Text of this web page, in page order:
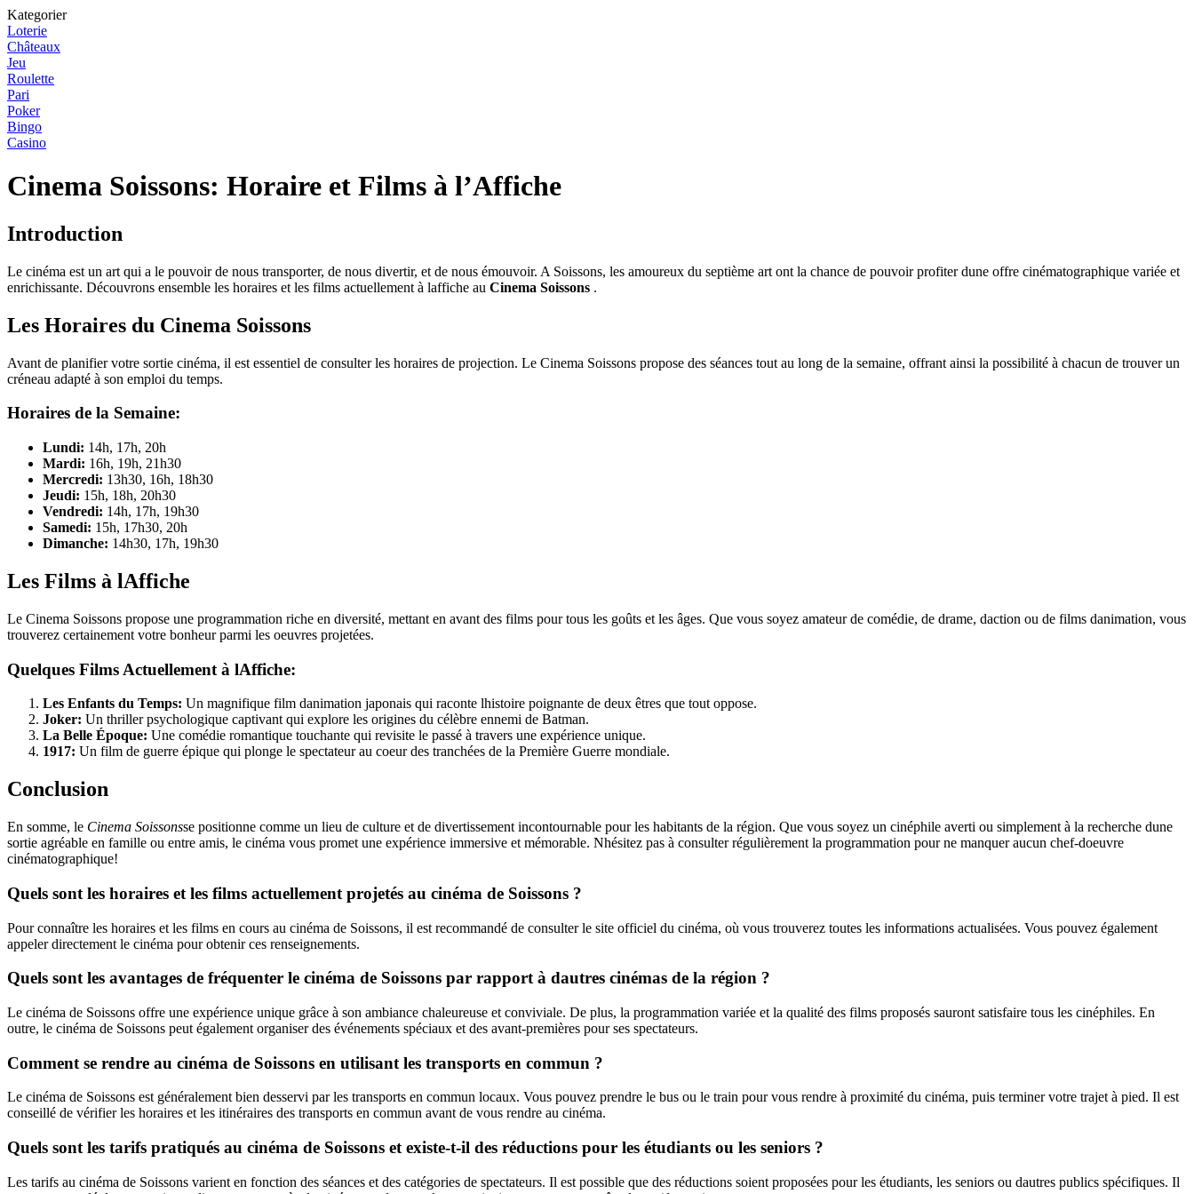
Kategorier
Loterie
Châteaux
Jeu
Roulette
Pari
Poker
Bingo
Casino
Cinema Soissons: Horaire et Films à l’Affiche
Introduction
Le cinéma est un art qui a le pouvoir de nous transporter, de nous divertir, et de nous émouvoir. A Soissons, les amoureux du septième art ont la chance de pouvoir profiter dune offre cinématographique variée et
enrichissante. Découvrons ensemble les horaires et les films actuellement à laffiche au Cinema Soissons .
Les Horaires du Cinema Soissons
Avant de planifier votre sortie cinéma, il est essentiel de consulter les horaires de projection. Le Cinema Soissons propose des séances tout au long de la semaine, offrant ainsi la possibilité à chacun de trouver un
créneau adapté à son emploi du temps.
Horaires de la Semaine:
Lundi: 14h, 17h, 20h
Mardi: 16h, 19h, 21h30
Mercredi: 13h30, 16h, 18h30
Jeudi: 15h, 18h, 20h30
Vendredi: 14h, 17h, 19h30
Samedi: 15h, 17h30, 20h
Dimanche: 14h30, 17h, 19h30
Les Films à lAffiche
Le Cinema Soissons propose une programmation riche en diversité, mettant en avant des films pour tous les goûts et les âges. Que vous soyez amateur de comédie, de drame, daction ou de films danimation, vous
trouverez certainement votre bonheur parmi les oeuvres projetées.
Quelques Films Actuellement à lAffiche:
Les Enfants du Temps: Un magnifique film danimation japonais qui raconte lhistoire poignante de deux êtres que tout oppose.
Joker: Un thriller psychologique captivant qui explore les origines du célèbre ennemi de Batman.
La Belle Époque: Une comédie romantique touchante qui revisite le passé à travers une expérience unique.
1917: Un film de guerre épique qui plonge le spectateur au coeur des tranchées de la Première Guerre mondiale.
Conclusion
En somme, le Cinema Soissonsse positionne comme un lieu de culture et de divertissement incontournable pour les habitants de la région. Que vous soyez un cinéphile averti ou simplement à la recherche dune
sortie agréable en famille ou entre amis, le cinéma vous promet une expérience immersive et mémorable. Nhésitez pas à consulter régulièrement la programmation pour ne manquer aucun chef-doeuvre
cinématographique!
Quels sont les horaires et les films actuellement projetés au cinéma de Soissons ?
Pour connaître les horaires et les films en cours au cinéma de Soissons, il est recommandé de consulter le site officiel du cinéma, où vous trouverez toutes les informations actualisées. Vous pouvez également
appeler directement le cinéma pour obtenir ces renseignements.
Quels sont les avantages de fréquenter le cinéma de Soissons par rapport à dautres cinémas de la région ?
Le cinéma de Soissons offre une expérience unique grâce à son ambiance chaleureuse et conviviale. De plus, la programmation variée et la qualité des films proposés sauront satisfaire tous les cinéphiles. En
outre, le cinéma de Soissons peut également organiser des événements spéciaux et des avant-premières pour ses spectateurs.
Comment se rendre au cinéma de Soissons en utilisant les transports en commun ?
Le cinéma de Soissons est généralement bien desservi par les transports en commun locaux. Vous pouvez prendre le bus ou le train pour vous rendre à proximité du cinéma, puis terminer votre trajet à pied. Il est
conseillé de vérifier les horaires et les itinéraires des transports en commun avant de vous rendre au cinéma.
Quels sont les tarifs pratiqués au cinéma de Soissons et existe-t-il des réductions pour les étudiants ou les seniors ?
Les tarifs au cinéma de Soissons varient en fonction des séances et des catégories de spectateurs. Il est possible que des réductions soient proposées pour les étudiants, les seniors ou dautres publics spécifiques. Il